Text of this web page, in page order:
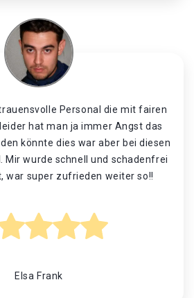
Personal die mit fairen
hat man ja immer Angst das
könnte dies war aber bei diesen
Mir wurde schnell und schadenfrei
war super zufrieden weiter so!!
Elsa Frank